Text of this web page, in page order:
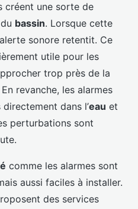
créent une sorte de
bassin. Lorsque cette
sonore retentit. Ce
utile pour les
trop près de la
revanche, les alarmes
dans l’eau et
perturbations sont
comme les alarmes sont
aussi faciles à installer.
des services